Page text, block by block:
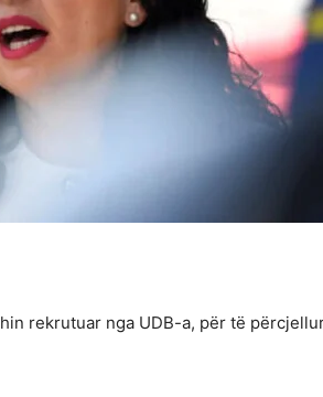
rekrutuar nga UDB-a, për të